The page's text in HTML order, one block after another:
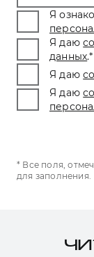
Я
Я даю
данных.*
Я даю
Я даю
* Все поля,
для заполнения.